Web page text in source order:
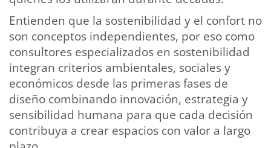
Entienden que la sostenibilidad y el confort no
son conceptos independientes, por eso como
consultores especializados en sostenibilidad
integran criterios ambientales, sociales y
económicos desde las primeras fases de
diseño combinando innovación, estrategia y
sensibilidad humana para que cada decisión
contribuya a crear espacios con valor a largo